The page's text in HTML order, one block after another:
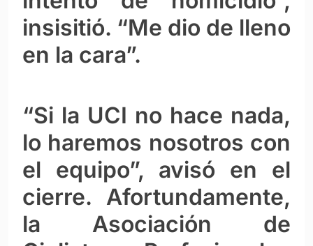
insisitió. “Me dio de lleno
en la cara”.
“Si la UCI no hace nada,
lo haremos nosotros con
el equipo”, avisó en el
cierre. Afortundamente,
la Asociación de